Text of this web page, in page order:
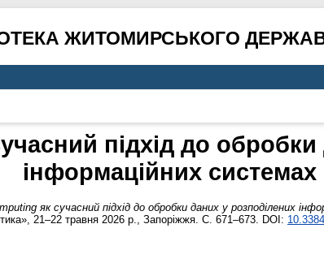
ЖИТОМИРСЬКОГО
підхід до
інформаційних системах
як сучасний підхід до обробки даних у розподілених
21–22 травня 2026 р., Запоріжжя. С. 671–673. DOI: